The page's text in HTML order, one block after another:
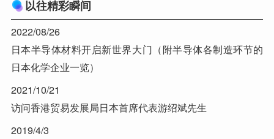
以往精彩瞬间
2022/08/26
日本半导体材料开启新世界大门（附半导体各制造环节的
日本化学企业一览）
2021/10/21
访问香港贸易发展局日本首席代表游绍斌先生
2019/4/3